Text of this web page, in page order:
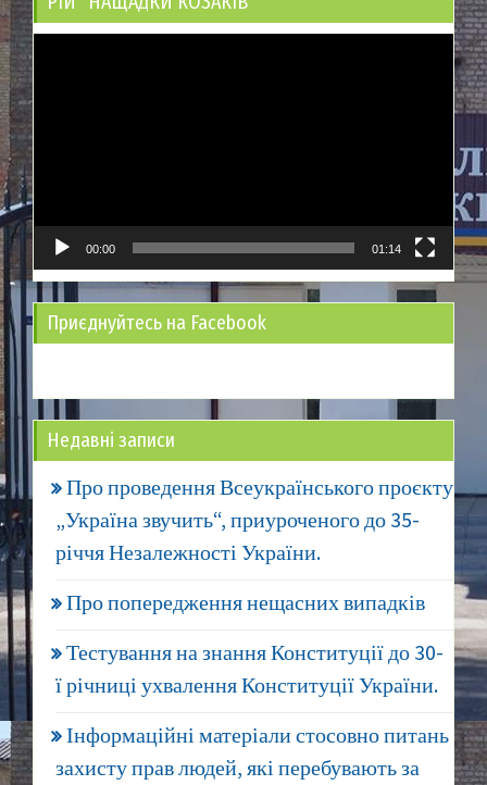
00:00 01:14
Приєднуйтесь на Facebook
Недавні записи
Про проведення Всеукраїнського проєкту
„Україна звучить“, приуроченого до 35-
річчя Незалежності України.
Про попередження нещасних випадків
Тестування на знання Конституції до 30-
ї річниці ухвалення Конституції України.
Інформаційні матеріали стосовно питань
захисту прав людей, які перебувають за